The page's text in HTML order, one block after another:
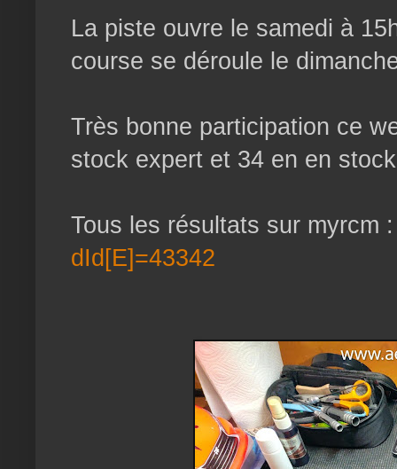
La piste ouvre le samedi à
course se déroule le
Très bonne participation ce
stock expert et 34 en en
Tous les résultats sur myrcm
dId[E]=43342